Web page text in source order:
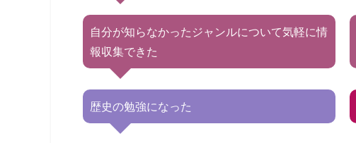
自分が知らなかったジャンルについて気軽に情
報収集できた
歴史の勉強になった